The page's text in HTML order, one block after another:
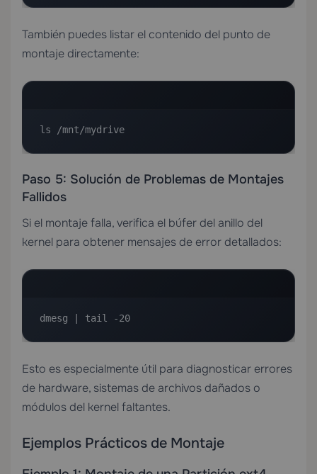
También puedes listar el contenido del punto de
montaje directamente:
ls /mnt/mydrive
Paso 5: Solución de Problemas de Montajes
Fallidos
Si el montaje falla, verifica el búfer del anillo del
kernel para obtener mensajes de error detallados:
dmesg | tail -20
Esto es especialmente útil para diagnosticar errores
de hardware, sistemas de archivos dañados o
módulos del kernel faltantes.
Ejemplos Prácticos de Montaje